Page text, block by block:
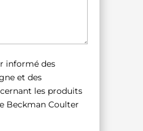
informé des
et des
les produits
Beckman Coulter